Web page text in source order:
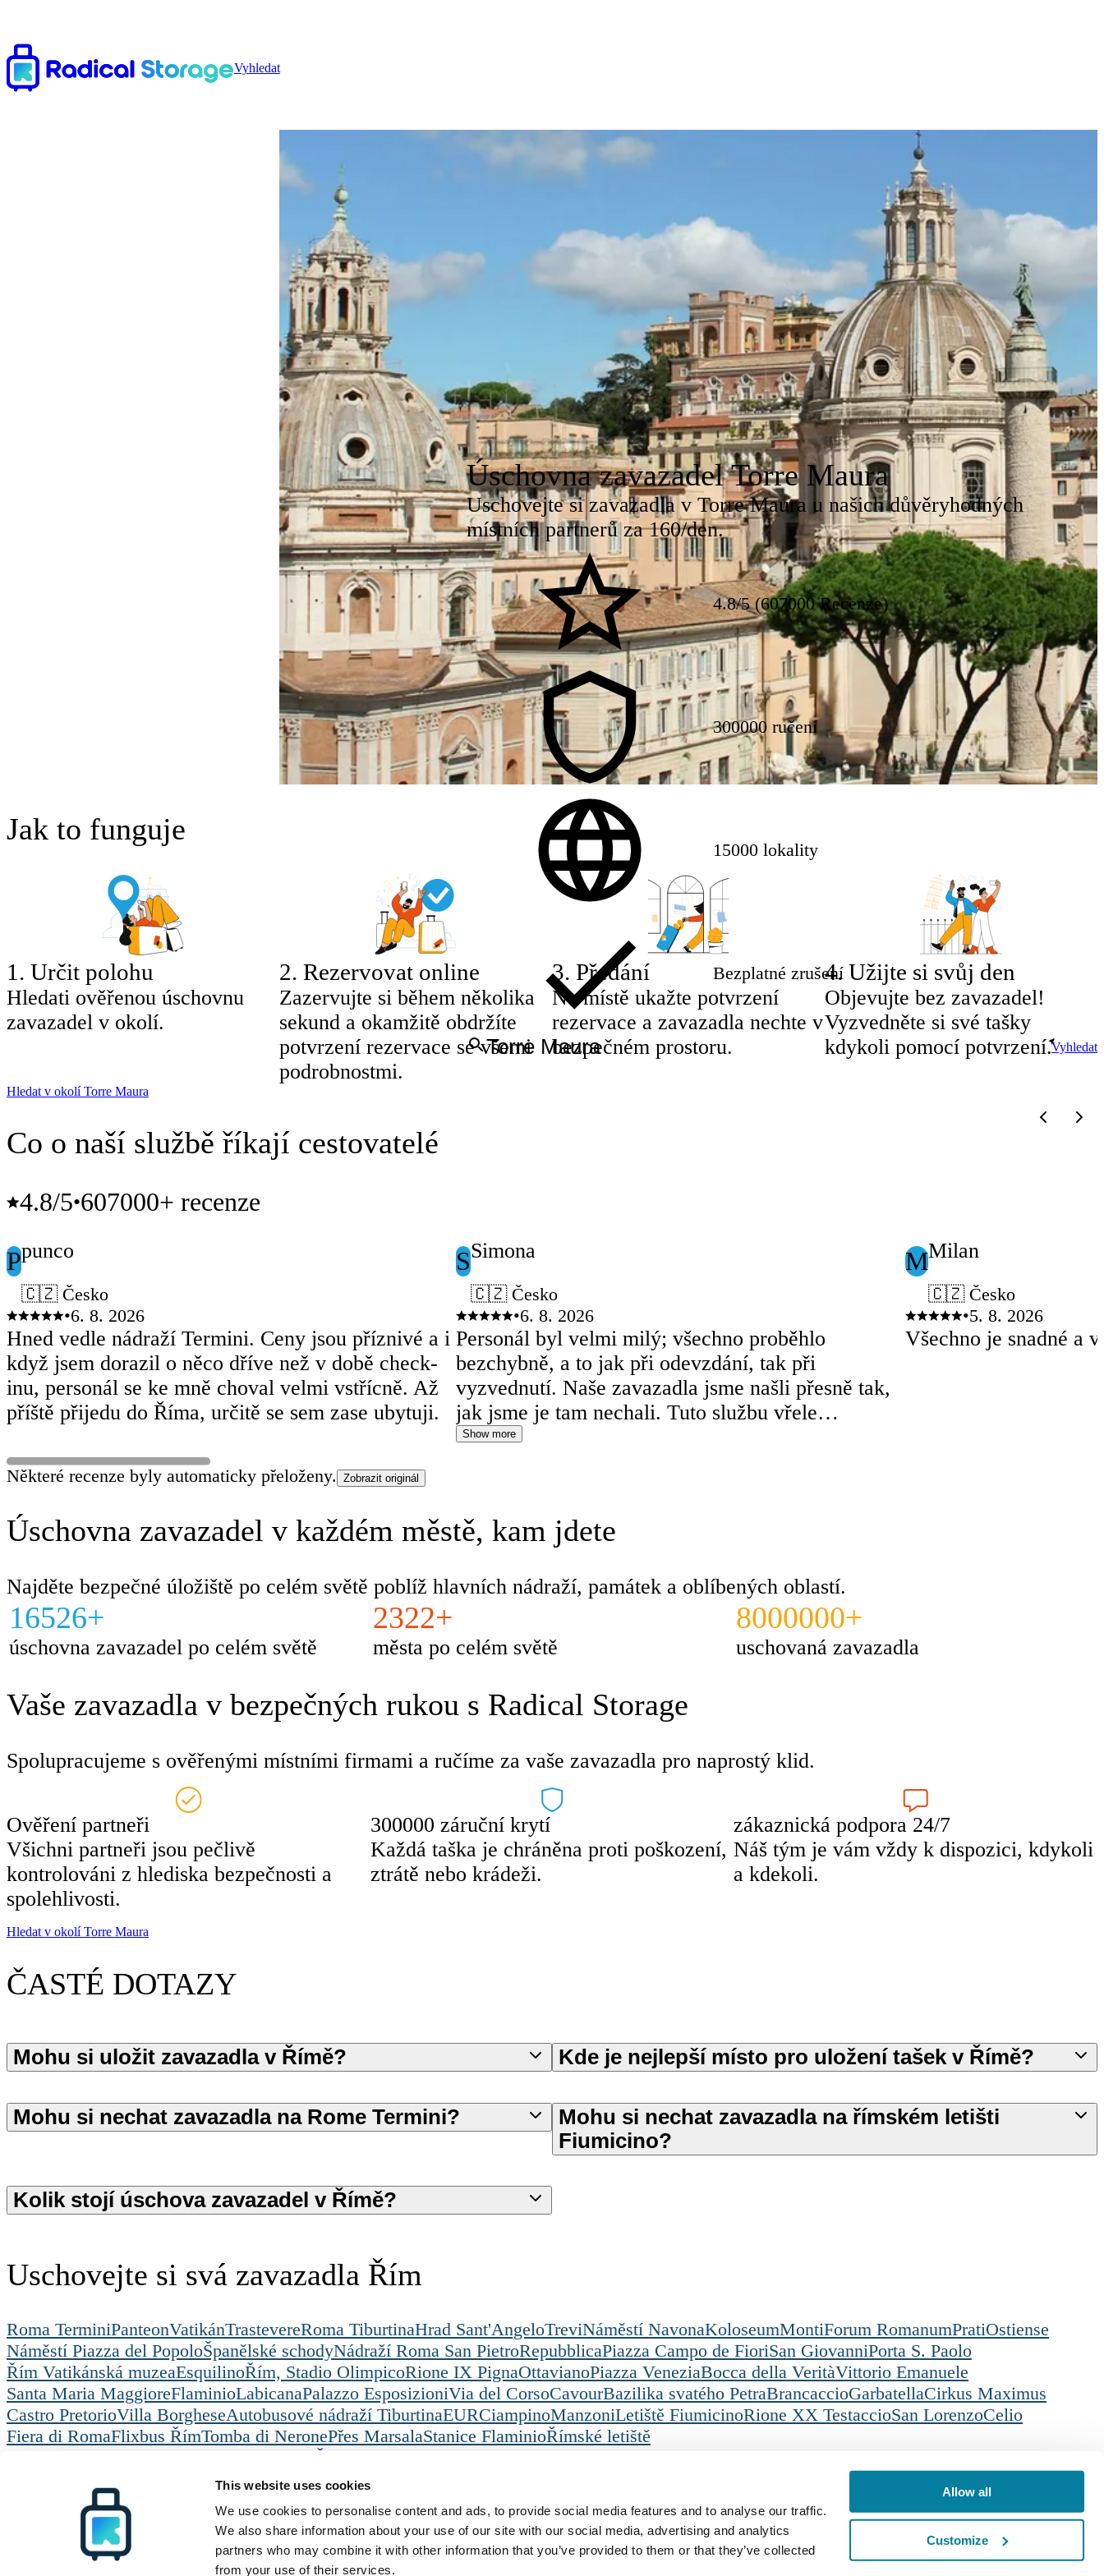
This website uses cookies
We use cookies to personalise content and ads, to provide social media features and to analyse our traffic.
We also share information about your use of our site with our social media, advertising and analytics
partners who may combine it with other information that you’ve provided to them or that they’ve collected
from your use of their services.
Allow all
Customize
Vyhledat
Úschovna zavazadel Torre Maura
Uschovejte si zavazadla v Torre Maura u našich důvěryhodných
místních partnerů za 160/den.
4.8/5 (607000 Recenze)
300000 ručení
15000 lokality
Bezplatné zrušení
Vyhledat
Jak to funguje
1 . Určit polohu
Hledati ověřenou úschovnu
zavazadel v okolí.
2. Rezervovat online
Zazervujte si během několika
sekund a okamžitě obdržíte
potvrzení rezervace se všemi
podrobnostmi.
3. Předání
Na místě ukažte potvrzení
rezervace a zavazadla nechte v
bezpečném prostoru.
4.Užijte si svůj den
Objevujte bez zavazadel!
Vyzvedněte si své tašky
kdykoli pomocí potvrzení.
Hledat v okolí Torre Maura
Co o naší službě říkají cestovatelé
4.8/5•607000+ recenze
Ppunco
🇨🇿 Česko
•6. 8. 2026
Hned vedle nádraží Termini. Ceny jsou příznivé a i
když jsem dorazil o něco dříve než v době check-
inu, personál se ke mně choval velmi vstřícně. Až
příště přijedu do Říma, určitě se sem zase ubytuji.
SSimona
🇨🇿 Česko
•6. 8. 2026
Personál byl velmi milý; všechno proběhlo
bezchybně, a to jak při odevzdání, tak při
vyzvednutí. Naše zavazadla jsme našli přesně tak,
jak jsme je tam nechali. Tuto službu vřele
doporučuji!
Show more
MMilan
🇨🇿 Česko
•5. 8. 2026
Všechno je snadné a
Některé recenze byly automaticky přeloženy. Zobrazit originál
Úschovna zavazadel v každém městě, kam jdete
Najděte bezpečné úložiště po celém světě poblíž hlavních nádraží, památek a oblíbených oblastí.
16526+
úschovna zavazadel po celém světě
2322+
města po celém světě
8000000+
uschovaná zavazadla
Vaše zavazadla v bezpečných rukou s Radical Storage
Spolupracujeme s ověřenými místními firmami a ručíme za vaše zavazadla pro naprostý klid.
Ověření partneři
Všichni partneři jsou pečlivě
kontrolováni z hlediska bezpečnosti a
spolehlivosti.
300000 záruční krytí
Každá taška je chráněna proti poškození,
ztrátě nebo krádeži.
zákaznická podpora 24/7
Náš tým je vám vždy k dispozici, kdykoli
a kdekoli.
Hledat v okolí Torre Maura
ČASTÉ DOTAZY
Mohu si uložit zavazadla v Římě? Kde je nejlepší místo pro uložení tašek v Římě?
Mohu si nechat zavazadla na Rome Termini?
Mohu si nechat zavazadla na římském letišti
Fiumicino?
Kolik stojí úschova zavazadel v Římě?
Uschovejte si svá zavazadla Řím
Roma TerminiPanteonVatikánTrastevereRoma TiburtinaHrad Sant'AngeloTreviNáměstí NavonaKoloseumMontiForum RomanumPratiOstiense
Náměstí Piazza del PopoloŠpanělské schodyNádraží Roma San PietroRepubblicaPiazza Campo de FioriSan GiovanniPorta S. Paolo
Řím Vatikánská muzeaEsquilinoŘím, Stadio OlimpicoRione IX PignaOttavianoPiazza VeneziaBocca della VeritàVittorio Emanuele
Santa Maria MaggioreFlaminioLabicanaPalazzo EsposizioniVia del CorsoCavourBazilika svatého PetraBrancaccioGarbatellaCirkus Maximus
Castro PretorioVilla BorgheseAutobusové nádraží TiburtinaEURCiampinoManzoniLetiště FiumicinoRione XX TestaccioSan LorenzoCelio
Fiera di RomaFlixbus ŘímTomba di NeronePřes MarsalaStanice FlaminioŘímské letiště
Staňte se partnerem
Všechna cílová místa
Zásady používání souborů cookie
Czech
© Radical Storage • Lean Team S.R.L. • P. IVA 14104111001